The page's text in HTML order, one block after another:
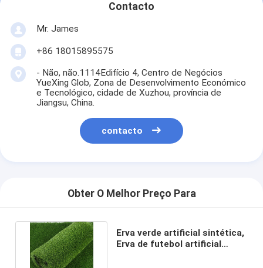
Contacto
Mr. James
+86 18015895575
- Não, não.1114Edifício 4, Centro de Negócios
YueXing Glob, Zona de Desenvolvimento Económico
e Tecnológico, cidade de Xuzhou, província de
Jiangsu, China.
contacto
Obter O Melhor Preço Para
Erva verde artificial sintética,
Erva de futebol artificial